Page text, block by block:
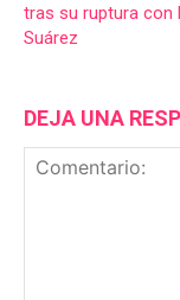
tras su ruptura con
Suárez
DEJA UNA